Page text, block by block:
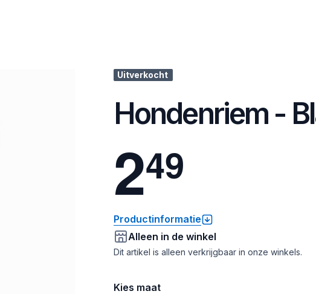
Uitverkocht
Hondenriem -
249
Productinformatie
Alleen in de winkel
Dit artikel is alleen verkrijgbaar in onze winkels.
Kies maat